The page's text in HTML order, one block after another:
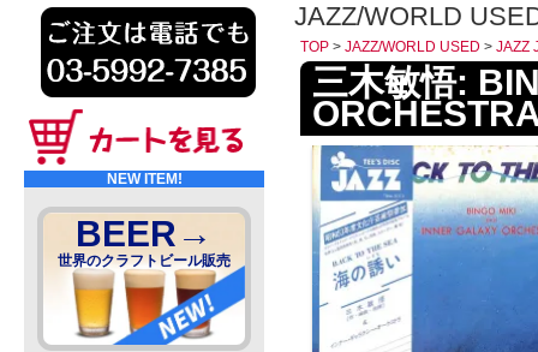
NEW ITEM!
BEER→
世界のクラフトビール販売
JAZZ/WORLD
TOP > JAZZ/WORLD USED > JAZZ
三木敏悟: